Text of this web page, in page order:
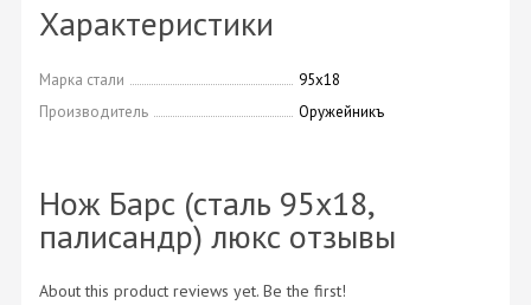
Характеристики
Марка стали
95х18
Производитель
Оружейникъ
Нож Барс (сталь 95х18,
палисандр) люкс отзывы
About this product reviews yet. Be the first!